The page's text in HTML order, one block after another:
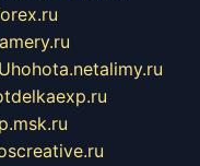
hohota.netalimy.ru